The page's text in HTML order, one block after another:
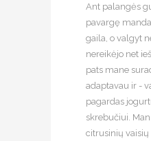
Ant palangės
pavargę
gaila, o valgyt
nereikėjo net
pats mane
adaptavau ir -
pagardas
skrebučiui.
citrusinių